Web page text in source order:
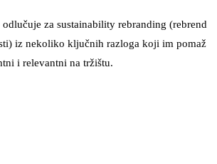
odlučuje za sustainability rebranding (rebrend
iz nekoliko ključnih razloga koji im pomaž
i relevantni na tržištu.